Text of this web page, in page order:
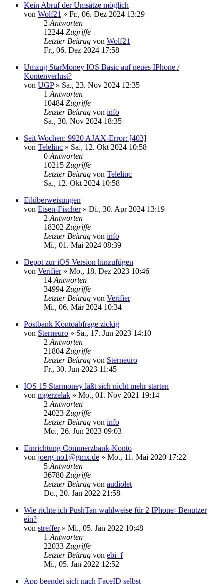
Kein Abruf der Umsätze möglich
von Wolf21 » Fr., 06. Dez 2024 13:29
2 Antworten
12244 Zugriffe
Letzter Beitrag von Wolf21
Fr., 06. Dez 2024 17:58
Umzug StarMoney IOS Basic auf neues IPhone /
Kontenverlust?
von UGP» Sa., 23. Nov 2024 12:35
1 Antworten
10484 Zugriffe
Letzter Beitrag von info
Sa., 30. Nov 2024 18:35
Seit Wochen: 9920 AJAX-Error: [403]
von Telelinc » Sa., 12. Okt 2024 10:58
0 Antworten
10215 Zugriffe
Letzter Beitrag von Telelinc
Sa., 12. Okt 2024 10:58
Eilüberweisungen
von Eisen-Fischer» Di., 30. Apr 2024 13:19
2 Antworten
18202 Zugriffe
Letzter Beitrag von info
Mi., 01. Mai 2024 08:39
Depot zur iOS Version hinzufügen
von Verifier» Mo., 18. Dez 2023 10:46
14 Antworten
34994 Zugriffe
Letzter Beitrag von Verifier
Mi., 06. Mär 2024 10:34
Postbank Kontoabfrage zickig
von Sterneuro » Sa., 17. Jun 2023 14:10
2 Antworten
21804 Zugriffe
Letzter Beitrag von Sterneuro
Fr., 30. Jun 2023 11:45
IOS 15 Starmoney läßt sich nicht mehr starten
von mgerzelak » Mo., 01. Nov 2021 19:14
2 Antworten
24023 Zugriffe
Letzter Beitrag von info
Mo., 26. Jun 2023 09:03
Einrichtung Commerzbank-Konto
von joerg-no1@gmx.de » Mo., 11. Mai 2020 17:22
5 Antworten
36780 Zugriffe
Letzter Beitrag von audiolet
Do., 20. Jan 2022 21:58
Wie richte ich PushTan wahlweise für 2 IPhone- Benutzer
ein?
von streffer» Mi., 05. Jan 2022 10:48
1 Antworten
22033 Zugriffe
Letzter Beitrag von ebi_f
Mi., 05. Jan 2022 12:52
App beendet sich nach FaceID selbst